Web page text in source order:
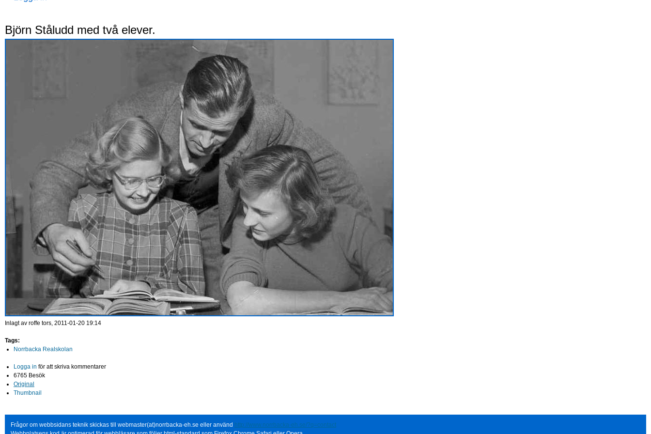
Björn Ståludd med två elever.
Inlagt av roffe tors, 2011-01-20 19:14
Tags:
Norrbacka Realskolan
Logga in för att skriva kommentarer
6765 Besök
Original
Thumbnail
Frågor om webbsidans teknik skickas till webmaster(at)norrbacka-eh.se eller använd http://www.norrbacka-eh.se/?q=contact